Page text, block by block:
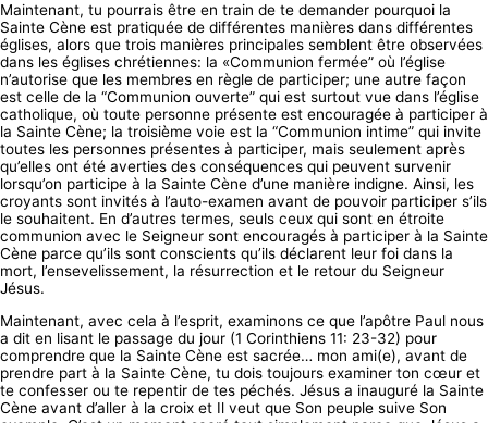
Maintenant, tu pourrais être en train de te demander pourquoi la
Sainte Cène est pratiquée de différentes manières dans différentes
églises, alors que trois manières principales semblent être observées
dans les églises chrétiennes: la «Communion fermée” où l’église
n’autorise que les membres en règle de participer; une autre façon
est celle de la “Communion ouverte” qui est surtout vue dans l’église
catholique, où toute personne présente est encouragée à participer à
la Sainte Cène; la troisième voie est la “Communion intime” qui invite
toutes les personnes présentes à participer, mais seulement après
qu’elles ont été averties des conséquences qui peuvent survenir
lorsqu’on participe à la Sainte Cène d’une manière indigne. Ainsi, les
croyants sont invités à l’auto-examen avant de pouvoir participer s’ils
le souhaitent. En d’autres termes, seuls ceux qui sont en étroite
communion avec le Seigneur sont encouragés à participer à la Sainte
Cène parce qu’ils sont conscients qu’ils déclarent leur foi dans la
mort, l’ensevelissement, la résurrection et le retour du Seigneur
Jésus.
Maintenant, avec cela à l’esprit, examinons ce que l’apôtre Paul nous
a dit en lisant le passage du jour (1 Corinthiens 11: 23-32) pour
comprendre que la Sainte Cène est sacrée… mon ami(e), avant de
prendre part à la Sainte Cène, tu dois toujours examiner ton cœur et
te confesser ou te repentir de tes péchés. Jésus a inauguré la Sainte
Cène avant d’aller à la croix et Il veut que Son peuple suive Son